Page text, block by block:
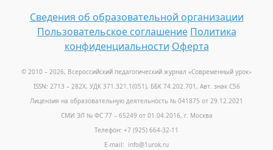
Сведения об образовательной организации
Пользовательское соглашение Политика
конфиденциальности Оферта
© 2010 – 2026, Всероссийский педагогический журнал «Современный урок»
ISSN: 2713 – 282X, УДК 371.321.1(051), ББК 74.202.701, Авт. знак С56
Лицензия на образовательную деятельность № 041875 от 29.12.2021
СМИ ЭЛ № ФС 77 – 65249 от 01.04.2016, г. Москва
Телефон: +7 (925) 664-32-11
E-mail: info@1urok.ru